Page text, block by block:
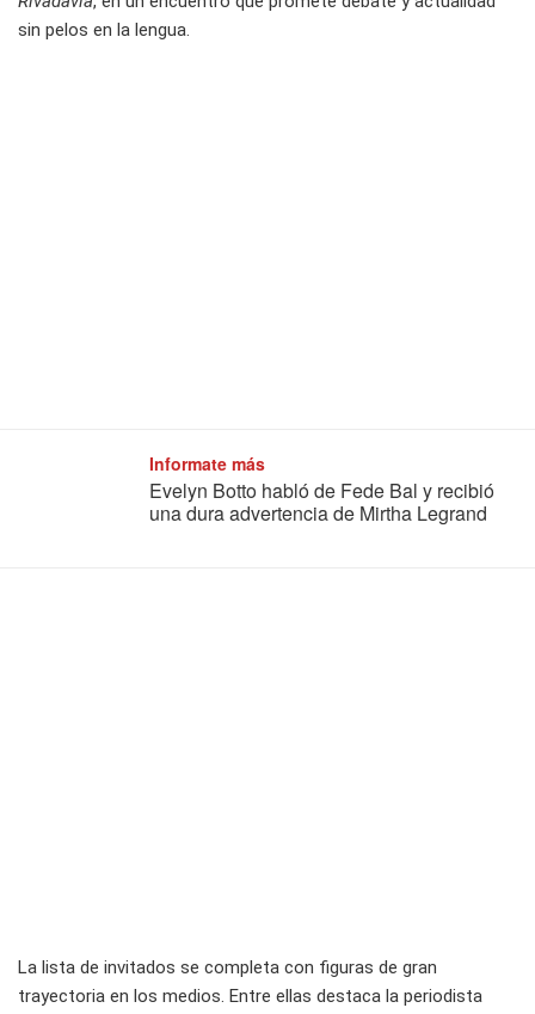
sin pelos en la lengua.
Informate más
Evelyn Botto habló de Fede Bal y recibió
una dura advertencia de Mirtha Legrand
La lista de invitados se completa con figuras de gran
trayectoria en los medios. Entre ellas destaca la periodista